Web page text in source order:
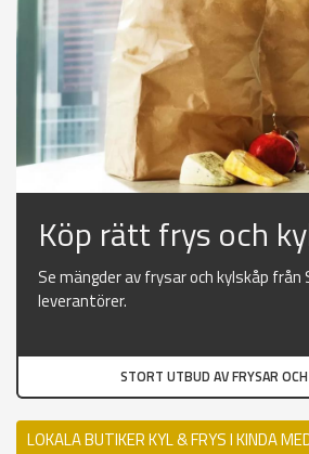
Köp rätt frys och
Se mängder av frysar och kylskåp från
leverantörer.
STORT UTBUD AV FRYSAR
LOKALA BUTIKER KYL & FRYS I KINDA